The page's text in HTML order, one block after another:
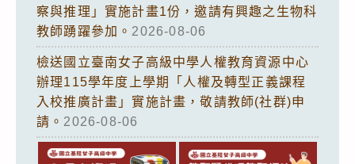
察與推理」實施計畫1份，邀請有興趣之生物科
教師踴躍參加。 2026-08-06
檢送國立臺南女子高級中學人權教育資源中心
辦理115學年度上學期「人權及轉型正義課程
入校推廣計畫」實施計畫，敬請教師(社群)申
請。 2026-08-06